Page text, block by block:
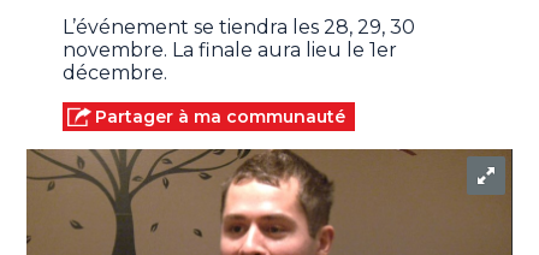
L’événement se tiendra les 28, 29, 30
novembre. La finale aura lieu le 1er
décembre.
Partager à ma communauté